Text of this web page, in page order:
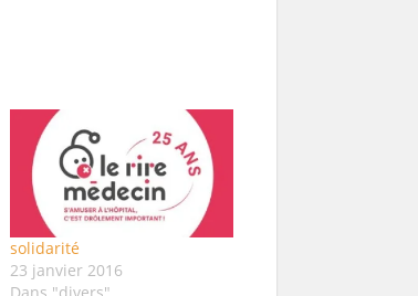
solidarité
23 janvier 2016
Dans "divers"